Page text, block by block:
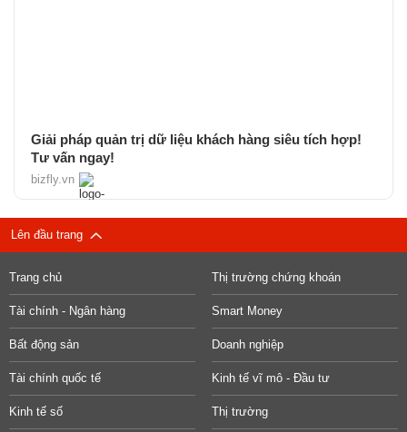
Giải pháp quản trị dữ liệu khách hàng siêu tích hợp!
Tư vấn ngay!
bizfly.vn
Lên đầu trang
Trang chủ Thị trường chứng khoán
Tài chính - Ngân hàng Smart Money
Bất động sản Doanh nghiệp
Tài chính quốc tế Kinh tế vĩ mô - Đầu tư
Kinh tế số Thị trường